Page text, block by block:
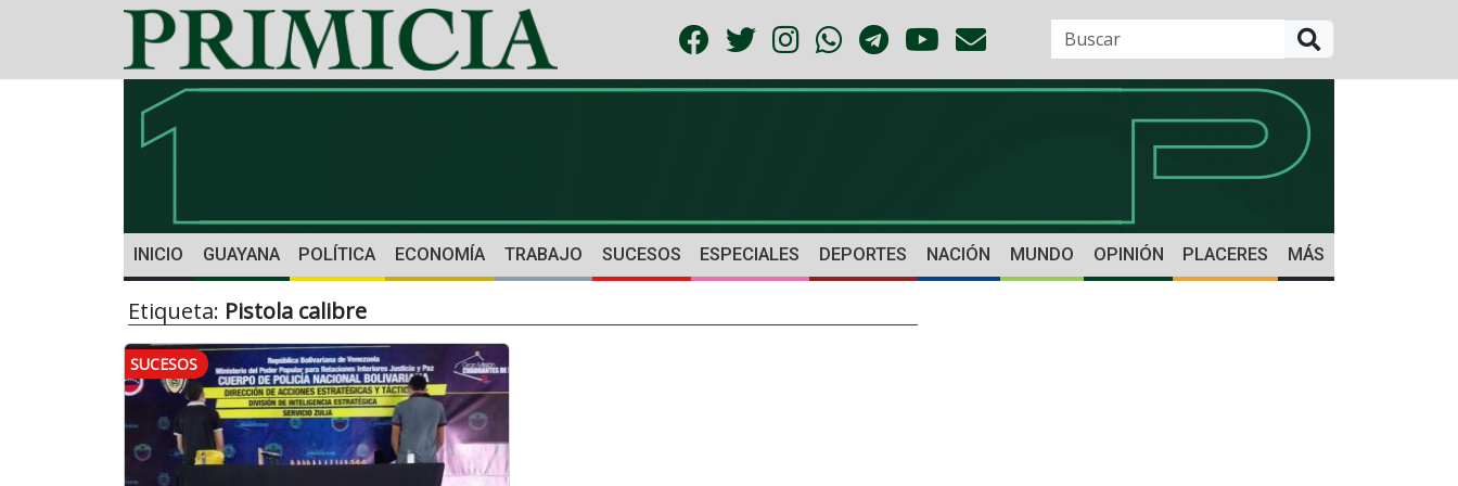
INICIO GUAYANA POLÍTICA ECONOMÍA TRABAJO SUCESOS ESPECIALES DEPORTES NACIÓN MUNDO OPINIÓN PLACERES MÁS
Etiqueta: Pistola calibre
SUCESOS